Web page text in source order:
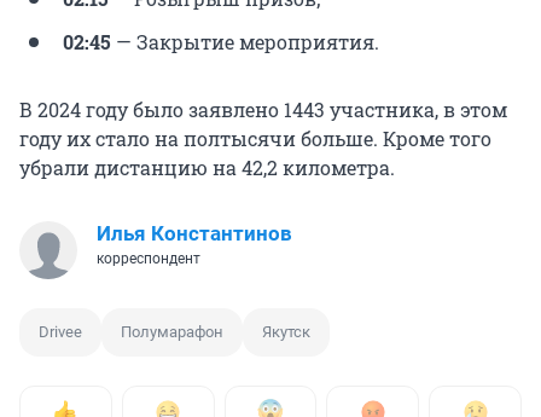
02:45 — Закрытие мероприятия.
В 2024 году было заявлено 1443 участника, в этом
году их стало на полтысячи больше. Кроме того
убрали дистанцию на 42,2 километра.
Илья Константинов
корреспондент
Drivee Полумарафон Якутск